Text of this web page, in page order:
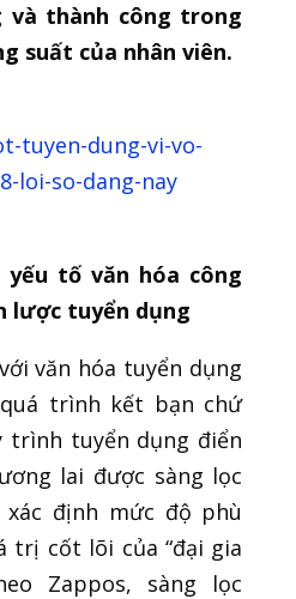
và thành công trong
suất của nhân viên.
yếu tố văn hóa công
lược tuyển dụng
văn hóa tuyển dụng
trình kết bạn chứ
trình tuyển dụng điển
lai được sàng lọc
định mức độ phù
trị cốt lõi của “đại gia
Zappos, sàng lọc